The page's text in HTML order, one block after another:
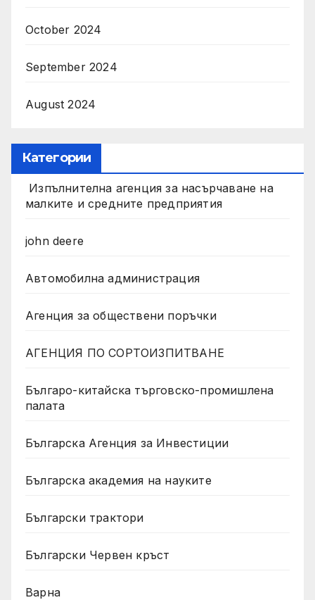
October 2024
September 2024
August 2024
Категории
Изпълнителна агенция за насърчаване на
малките и средните предприятия
john deere
Автомобилна администрация
Агенция за обществени поръчки
АГЕНЦИЯ ПО СОРТОИЗПИТВАНЕ
Българо-китайска търговско-промишлена
палата
Българска Агенция за Инвестиции
Българска академия на науките
Български трактори
Български Червен кръст
Варна